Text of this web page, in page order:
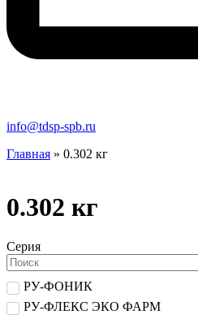
info@tdsp-spb.ru
Главная » 0.302 кг
0.302 кг
Серия
РУ-ФОНИК
РУ-ФЛЕКС ЭКО ФАРМ